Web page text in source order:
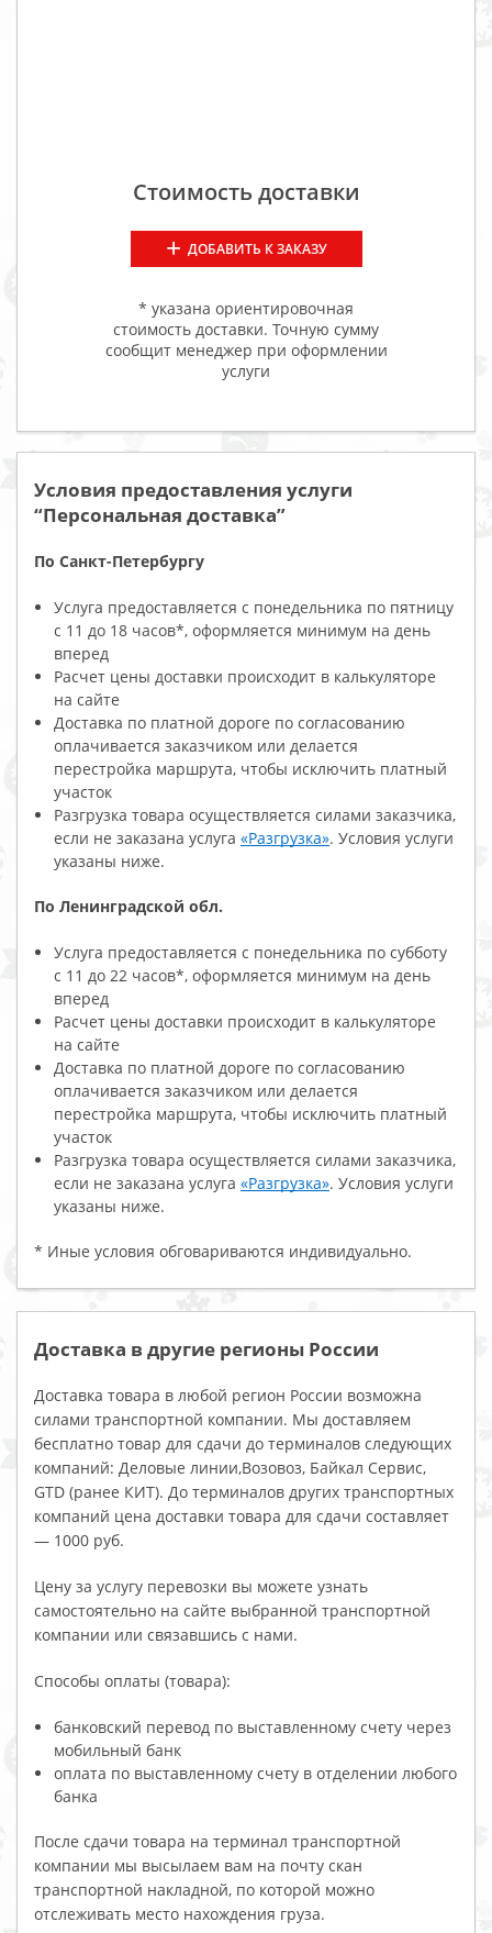
Стоимость доставки
ДОБАВИТЬ К ЗАКАЗУ
* указана ориентировочная
стоимость доставки. Точную сумму
сообщит менеджер при оформлении
услуги
Условия предоставления услуги
“Персональная доставка”
По Санкт-Петербургу
Услуга предоставляется с понедельника по пятницу
с 11 до 18 часов*, оформляется минимум на день
вперед
Расчет цены доставки происходит в калькуляторе
на сайте
Доставка по платной дороге по согласованию
оплачивается заказчиком или делается
перестройка маршрута, чтобы исключить платный
участок
Разгрузка товара осуществляется силами заказчика,
если не заказана услуга «Разгрузка». Условия услуги
указаны ниже.
По Ленинградской обл.
Услуга предоставляется с понедельника по субботу
с 11 до 22 часов*, оформляется минимум на день
вперед
Расчет цены доставки происходит в калькуляторе
на сайте
Доставка по платной дороге по согласованию
оплачивается заказчиком или делается
перестройка маршрута, чтобы исключить платный
участок
Разгрузка товара осуществляется силами заказчика,
если не заказана услуга «Разгрузка». Условия услуги
указаны ниже.
* Иные условия обговариваются индивидуально.
Доставка в другие регионы России
Доставка товара в любой регион России возможна
силами транспортной компании. Мы доставляем
бесплатно товар для сдачи до терминалов следующих
компаний: Деловые линии,Возовоз, Байкал Сервис,
GTD (ранее КИТ). До терминалов других транспортных
компаний цена доставки товара для сдачи составляет
— 1000 руб.
Цену за услугу перевозки вы можете узнать
самостоятельно на сайте выбранной транспортной
компании или связавшись с нами.
Способы оплаты (товара):
банковский перевод по выставленному счету через
мобильный банк
оплата по выставленному счету в отделении любого
банка
После сдачи товара на терминал транспортной
компании мы высылаем вам на почту скан
транспортной накладной, по которой можно
отслеживать место нахождения груза.